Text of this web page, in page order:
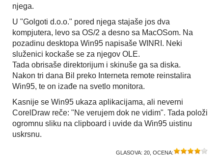
njega.
U "Golgoti d.o.o." pored njega stajaše jos dva
kompjutera, levo sa OS/2 a desno sa MacOSom. Na
pozadinu desktopa Win95 napisaše WINRI. Neki
služenici kockaše se za njegov OLE.
Tada obrisaše direktorijum i skinuše ga sa diska.
Nakon tri dana Bil preko Interneta remote reinstalira
Win95, te on izađe na svetlo monitora.
Kasnije se Win95 ukaza aplikacijama, ali neverni
CorelDraw reče: "Ne verujem dok ne vidim". Tada položi
ogromnu sliku na clipboard i uvide da Win95 uistinu
uskrsnu.
GLASOVA: 20 , OCENA: